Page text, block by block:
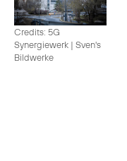
Credits: 5G
Synergiewerk | Sven's
Bildwerke